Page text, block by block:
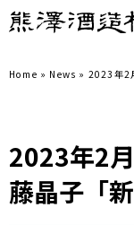
Home » News » 2023年2
2023年2
藤晶子「